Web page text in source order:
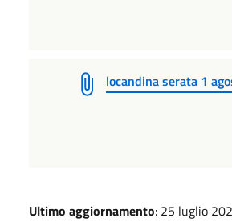
locandina serata 1
Ultimo aggiornamento: 25 luglio